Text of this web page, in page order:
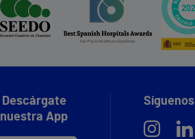
Descárgate
nuestra App
Síguenos